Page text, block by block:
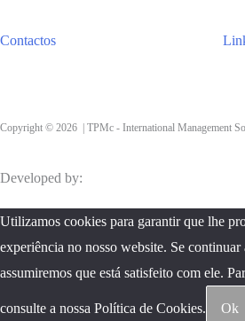
Contactos
Copyright © 2026 | TPMc - International Management
Developed by:
Utilizamos cookies para garantir que lhe
experiência no nosso website. Se
assumiremos que está satisfeito com ele.
consulte a nossa Política de Cookies. Ok